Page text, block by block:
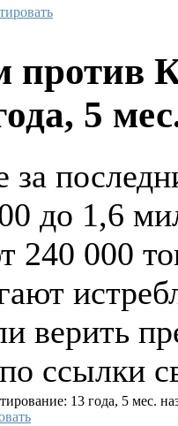
против
5
за
до 1,6
240 000
верить
ссылки
13 года, 5 мес.